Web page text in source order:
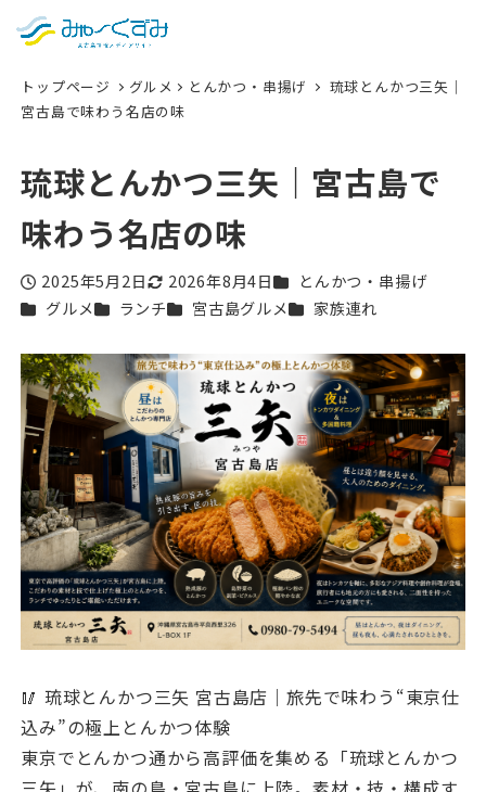
한국어
検索
トップページ グルメ とんかつ・串揚げ
琉球とんかつ三矢｜
宮古島で味わう名店の味
琉球とんかつ三矢｜宮古島で
味わう名店の味
投稿日
2025年5月2日
更新日
2026年8月4日カテゴリー
とんかつ・串揚げ
カテゴリー
グルメカテゴリー
ランチカテゴリー
宮古島グルメカテゴリー
家族連れ
🥢 琉球とんかつ三矢 宮古島店｜旅先で味わう“東京仕
込み”の極上とんかつ体験
東京でとんかつ通から高評価を集める「琉球とんかつ